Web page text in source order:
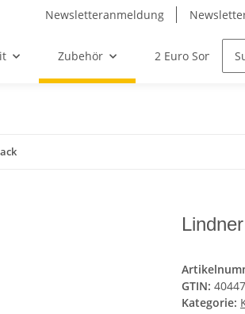
Newsletteranmeldung
Zubehör 2 Euro
GTIN:
Kategorie: